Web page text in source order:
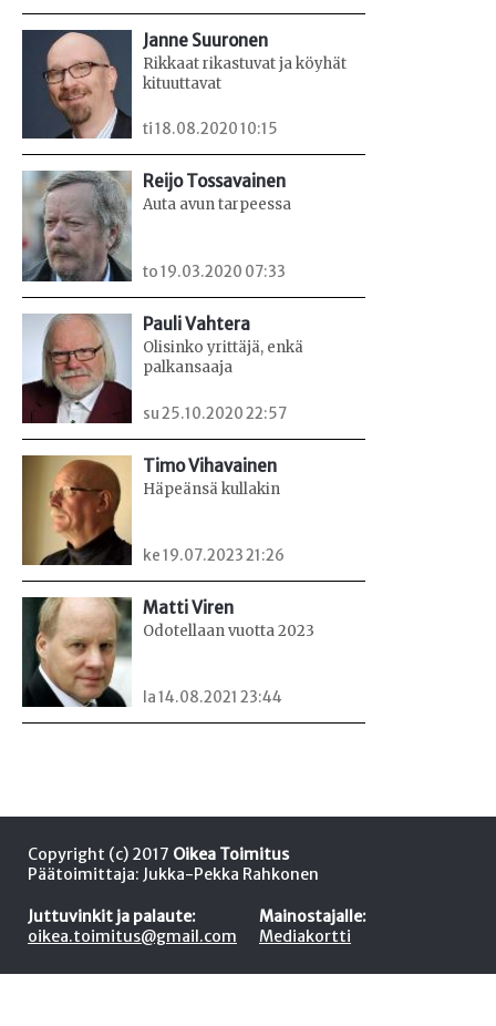
Janne Suuronen
Rikkaat rikastuvat ja köyhät
kituuttavat
ti 18.08.2020 10:15
Reijo Tossavainen
Auta avun tarpeessa
to 19.03.2020 07:33
Pauli Vahtera
Olisinko yrittäjä, enkä
palkansaaja
su 25.10.2020 22:57
Timo Vihavainen
Häpeänsä kullakin
ke 19.07.2023 21:26
Matti Viren
Odotellaan vuotta 2023
la 14.08.2021 23:44
Copyright (c) 2017 Oikea Toimitus
Päätoimittaja: Jukka-Pekka Rahkonen
Juttuvinkit ja palaute:
oikea.toimitus@gmail.com
Mainostajalle:
Mediakortti